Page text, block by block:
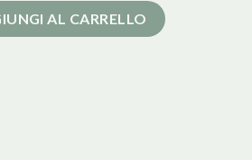
quantità
AL CARRELLO